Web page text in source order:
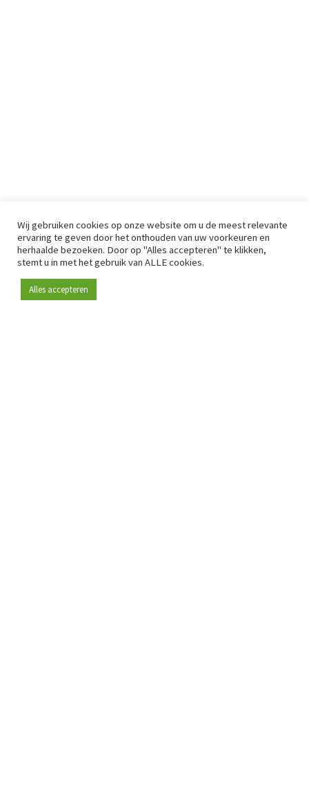
Wij gebruiken cookies op onze website om u de meest relevante
ervaring te geven door het onthouden van uw voorkeuren en
herhaalde bezoeken. Door op "Alles accepteren" te klikken,
stemt u in met het gebruik van ALLE cookies.
Alles accepteren